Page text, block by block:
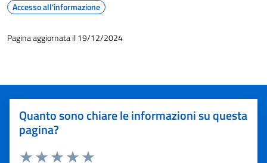
Accesso all'informazione
Pagina aggiornata il 19/12/2024
Quanto sono chiare le informazioni su questa
pagina?